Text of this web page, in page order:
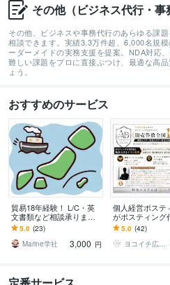
その他（ビジネス代行・
その他、ビジネスや事務代行のあらゆる課
相談できます。実績3.3万件超、6,000名規
ーダーメイドの実務支援を提案。NDA対応
難しい課題をプロに直接ぶつけ、最適な高
ょう。
おすすめのサービス
貿易18年経験！ L/C・英
文書類など相談承ります
～初めてでも安心、輸出
現場で培った知識で全般
サポート～
5.0 (23)
Marine学社
3,000 円
個人経営ポステ
がポスティング
ます 神奈川・都
対応！エリアに
効果的なポステ
5.0 (42)
ヨコイチ広告｜ポスティング代行パートナー